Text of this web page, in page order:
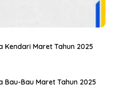
Kendari Maret Tahun 2025
Bau-Bau Maret Tahun 2025